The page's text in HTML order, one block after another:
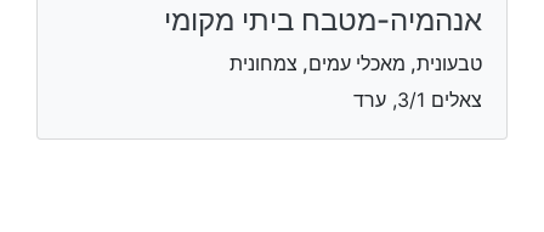
אנהמיה-מטבח ביתי מקומי
טבעונית, מאכלי עמים, צמחונית
צאלים 3/1, ערד